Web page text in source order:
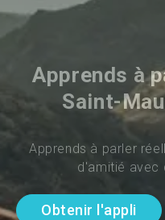
Apprends à
Saint-
Apprends à parler
d'amitié avec
Obtenir l'appli